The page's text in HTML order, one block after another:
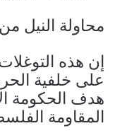
محاولة النيل
إن هذه
على خلفية
هدف الحكومة
المقاومة